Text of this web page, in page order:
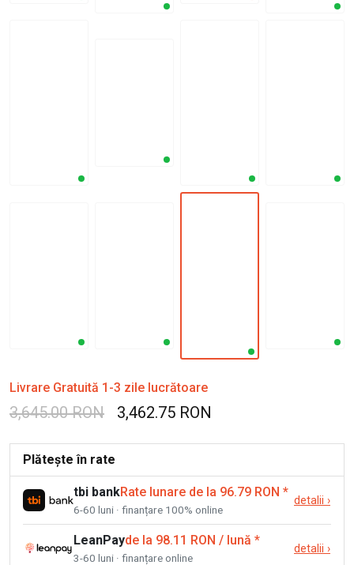
Livrare Gratuită 1-3 zile lucrătoare
3,645.00 RON 3,462.75 RON
Plătește în rate
tbi bankRate lunare de la 96.79 RON *
6-60 luni · finanțare 100% online
detalii ›
LeanPayde la 98.11 RON / lună *
3-60 luni · finanțare online
detalii ›